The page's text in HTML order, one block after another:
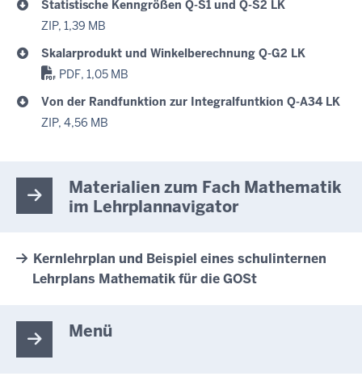
Statistische Kenngrößen Q-S1 und Q-S2 LK
ZIP, 1,39 MB
Skalarprodukt und Winkelberechnung Q-G2 LK
PDF, 1,05 MB
Von der Randfunktion zur Integralfuntkion Q-A34 LK
ZIP, 4,56 MB
Materialien zum Fach Mathematik
im Lehrplannavigator
Kernlehrplan und Beispiel eines schulinternen
Lehrplans Mathematik für die GOSt
Menü